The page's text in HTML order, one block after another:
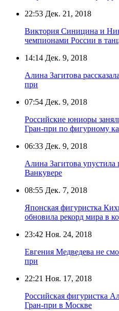
22:53 Дек. 21, 2018
Виктория Синицина и
чемпионами России в
14:14 Дек. 9, 2018
Алина Загитова
при
07:54 Дек. 9, 2018
Российские юниоры
Гран-при по фигурному
06:33 Дек. 9, 2018
Алина Загитова
Ванкувере
08:55 Дек. 7, 2018
Японская фигуристка
обновила рекорд мира в
23:42 Ноя. 24, 2018
Евгения Медведева не
при
22:21 Ноя. 17, 2018
Российская фигуристка
Гран-при в Москве